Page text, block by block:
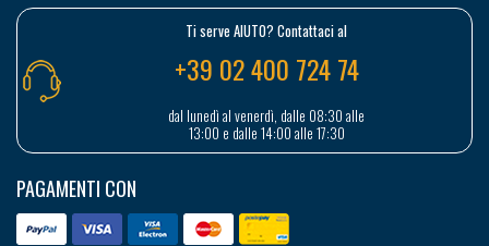
Ti serve AIUTO? Contattaci al
+39 02 400 724 74
dal lunedì al venerdì, dalle 08:30 alle
13:00 e dalle 14:00 alle 17:30
PAGAMENTI CON